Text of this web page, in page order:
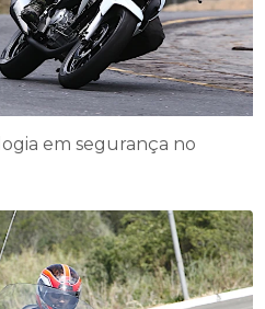
em segurança no